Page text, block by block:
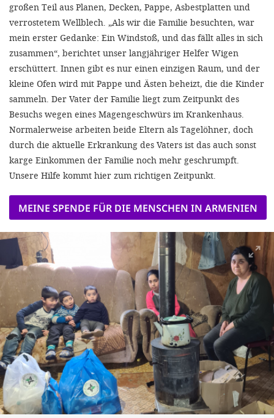
großen Teil aus Planen, Decken, Pappe, Asbestplatten und
verrostetem Wellblech. „Als wir die Familie besuchten, war
mein erster Gedanke: Ein Windstoß, und das fällt alles in sich
zusammen“, berichtet unser langjähriger Helfer Wigen
erschüttert. Innen gibt es nur einen einzigen Raum, und der
kleine Ofen wird mit Pappe und Ästen beheizt, die die Kinder
sammeln. Der Vater der Familie liegt zum Zeitpunkt des
Besuchs wegen eines Magengeschwürs im Krankenhaus.
Normalerweise arbeiten beide Eltern als Tagelöhner, doch
durch die aktuelle Erkrankung des Vaters ist das auch sonst
karge Einkommen der Familie noch mehr geschrumpft.
Unsere Hilfe kommt hier zum richtigen Zeitpunkt.
MEINE SPENDE FÜR DIE MENSCHEN IN ARMENIEN